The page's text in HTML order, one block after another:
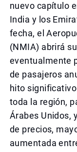
nuevo capítulo
India y los
fecha, el
(NMIA) abrirá
eventualmente
de pasajeros
hito
toda la región,
Árabes Unidos,
de precios,
aumentada